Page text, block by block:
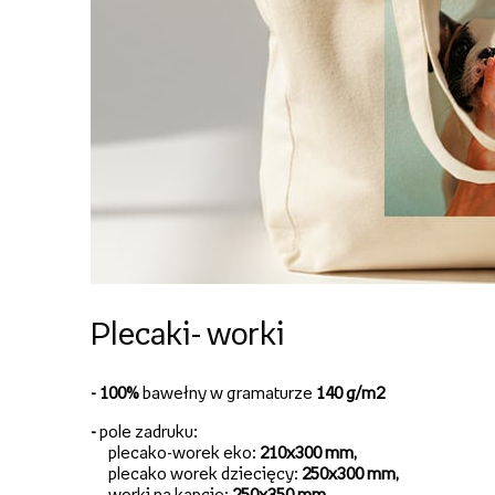
Plecaki- worki
- 100% bawełny w gramaturze 140 g/m2
-pole zadruku:
plecako-worek eko: 210x300 mm,
plecako worek dziecięcy: 250x300 mm,